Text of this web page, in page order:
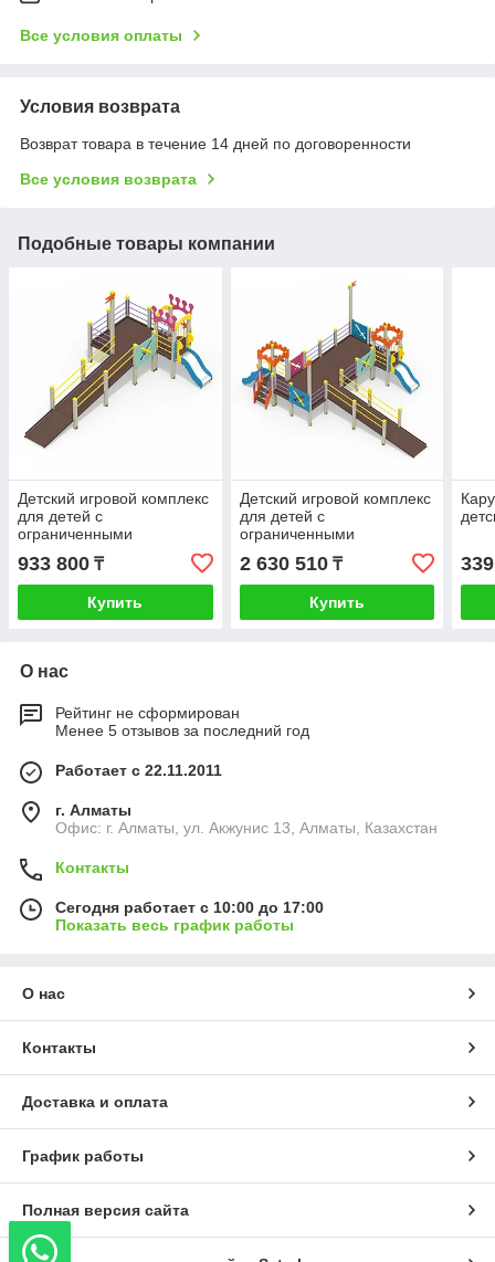
Все условия оплаты
Условия возврата
Возврат товара в течение 14 дней по договоренности
Все условия возврата
Подобные товары компании
Детский игровой комплекс
для детей с
ограниченными
возможностями Корона
933 800 ₸
Купить
Детский игровой комплекс
для детей с
ограниченными
возможностями Крепость
2 630 510₸
Купить
О нас
Рейтинг не сформирован
Менее 5 отзывов за последний год
Работает с 22.11.2011
г. Алматы
Офис: г. Алматы, ул. Акжунис 13, Алматы, Казахстан
Контакты
Сегодня работает с 10:00 до 17:00
Показать весь график работы
О нас
Контакты
Доставка и оплата
График работы
Полная версия сайта